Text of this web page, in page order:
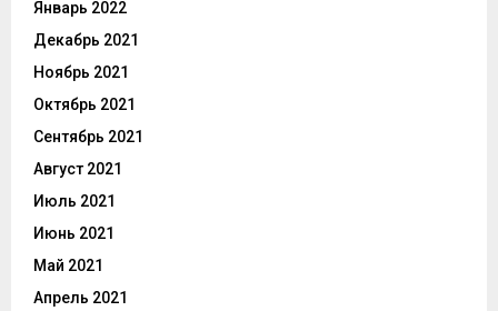
Январь 2022
Декабрь 2021
Ноябрь 2021
Октябрь 2021
Сентябрь 2021
Август 2021
Июль 2021
Июнь 2021
Май 2021
Апрель 2021